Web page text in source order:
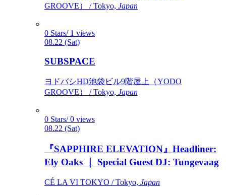
GROOVE） / Tokyo, Japan
0 Stars/ 1 views
08.22 (Sat)
SUBSPACE
ヨドバシHD池袋ビル9階屋上（YODO
GROOVE） / Tokyo, Japan
0 Stars/ 0 views
08.22 (Sat)
『SAPPHIRE ELEVATION』Headliner:
Ely Oaks ｜ Special Guest DJ: Tungevaag
CÉ LA VI TOKYO / Tokyo, Japan